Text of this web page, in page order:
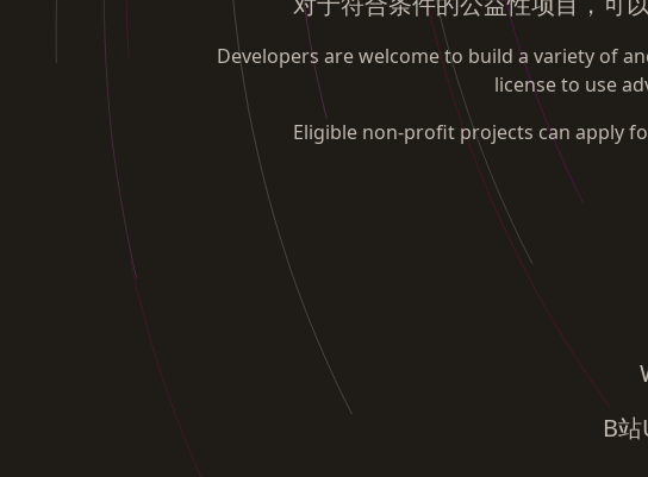
Developers are welcome to build a variety of
license to use
Eligible non-profit projects can apply
B